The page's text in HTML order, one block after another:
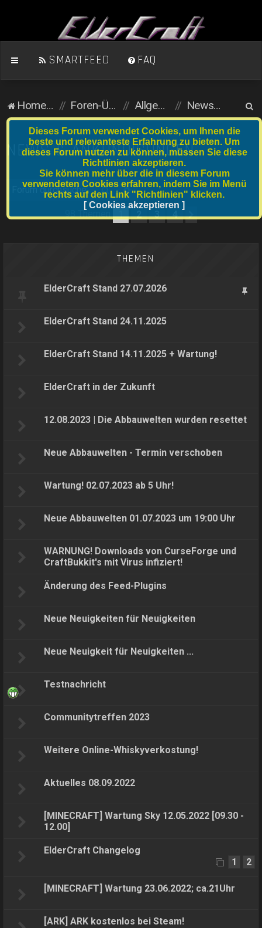
SMARTFEED FAQ
Homepage Foren-Übersicht Allgemein (öffentlicher Bereich) News & Ankündigungen
u
NEWS & ANKÜNDIGUNGEN
SucheErweiterte Suche
98 Themen 1 2 3 4 Nächste
THEMEN
ElderCraft Stand 27.07.2026
ElderCraft Stand 24.11.2025
ElderCraft Stand 14.11.2025 + Wartung!
ElderCraft in der Zukunft
12.08.2023 | Die Abbauwelten wurden resettet
Neue Abbauwelten - Termin verschoben
Wartung! 02.07.2023 ab 5 Uhr!
Neue Abbauwelten 01.07.2023 um 19:00 Uhr
WARNUNG! Downloads von CurseForge und
CraftBukkit's mit Virus infiziert!
Änderung des Feed-Plugins
Neue Neuigkeiten für Neuigkeiten
Neue Neuigkeit für Neuigkeiten ...
Testnachricht
Communitytreffen 2023
Weitere Online-Whiskyverkostung!
Aktuelles 08.09.2022
[MINECRAFT] Wartung Sky 12.05.2022 [09.30 -
12.00]
ElderCraft Changelog
1
2
[MINECRAFT] Wartung 23.06.2022; ca.21Uhr
[ARK] ARK kostenlos bei Steam!
Dieses Forum verwendet Cookies, um Ihnen die
beste und relevanteste Erfahrung zu bieten. Um
dieses Forum nutzen zu können, müssen Sie diese
Richtlinien akzeptieren.
Sie können mehr über die in diesem Forum
verwendeten Cookies erfahren, indem Sie im Menü
rechts auf den Link "Richtlinien" klicken.
[ Cookies akzeptieren ]